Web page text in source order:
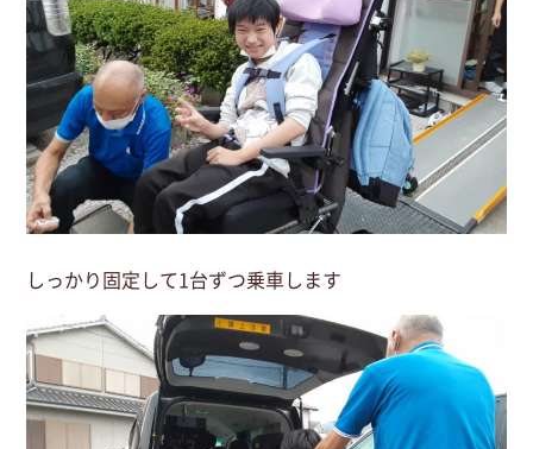
しっかり固定して1台ずつ乗車します